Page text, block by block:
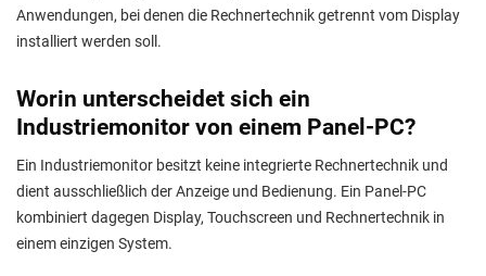
Anwendungen, bei denen die Rechnertechnik getrennt vom Display
installiert werden soll.
Worin unterscheidet sich ein
Industriemonitor von einem Panel-PC?
Ein Industriemonitor besitzt keine integrierte Rechnertechnik und
dient ausschließlich der Anzeige und Bedienung. Ein Panel-PC
kombiniert dagegen Display, Touchscreen und Rechnertechnik in
einem einzigen System.